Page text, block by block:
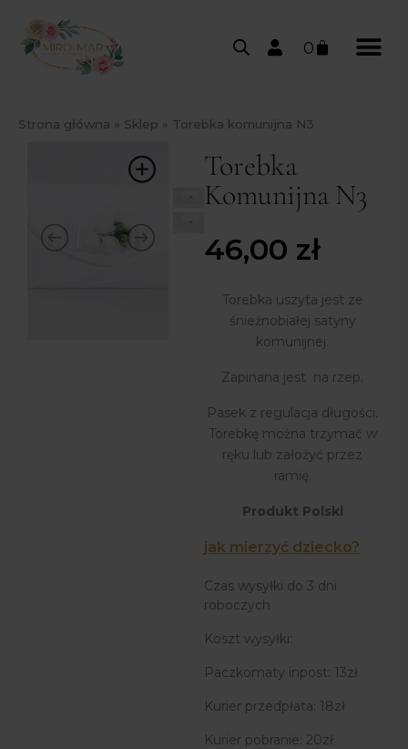
0
Strona główna » Sklep » Torebka komunijna N3
Torebka
Komunijna N3
46,00 zł
Torebka uszyta jest ze
śnieżnobiałej satyny
komunijnej.
Zapinana jest na rzep.
Pasek z regulacja długości.
Torebkę można trzymać w
ręku lub założyć przez
ramię.
Produkt Polski
jak mierzyć dziecko?
Czas wysyłki do 3 dni
roboczych
Koszt wysyłki:
Paczkomaty inpost: 13zł
Kurier przedpłata: 18zł
Kurier pobranie: 20zł